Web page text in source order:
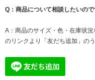
Q：商品について相談したいの
A：商品のサイズ・色・在庫状
のリンクより「友だち追加」の